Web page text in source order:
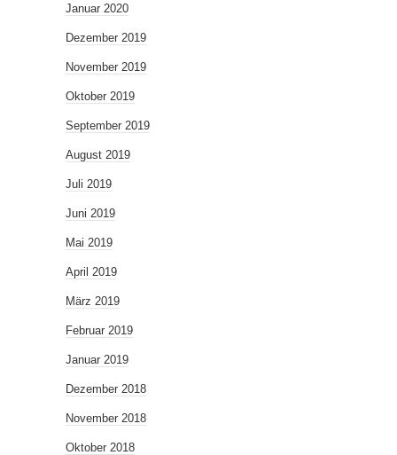
Januar 2020
Dezember 2019
November 2019
Oktober 2019
September 2019
August 2019
Juli 2019
Juni 2019
Mai 2019
April 2019
März 2019
Februar 2019
Januar 2019
Dezember 2018
November 2018
Oktober 2018